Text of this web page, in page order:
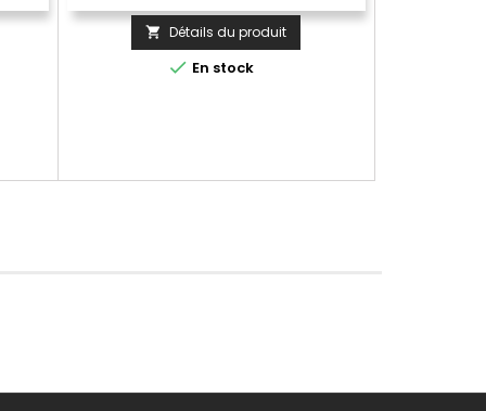
 Détails du produit
 En stock